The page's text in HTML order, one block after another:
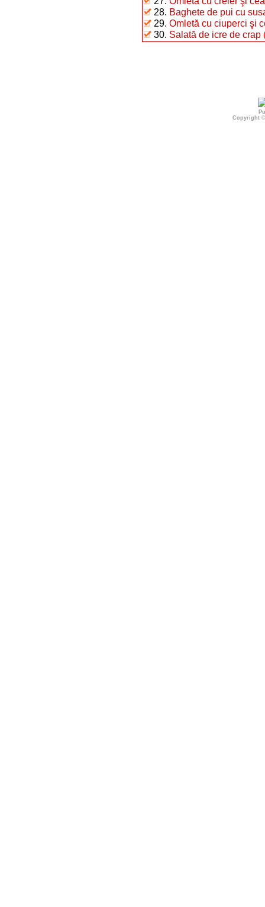
28. Baghete de pui cu
29. Omletă cu ciuperci şi
30. Salată de icre de crap
Copyright